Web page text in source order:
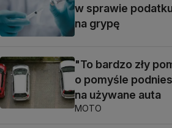
w sprawie
na grypę
"To bardzo zły
o pomyśle
na używane auta
MOTO